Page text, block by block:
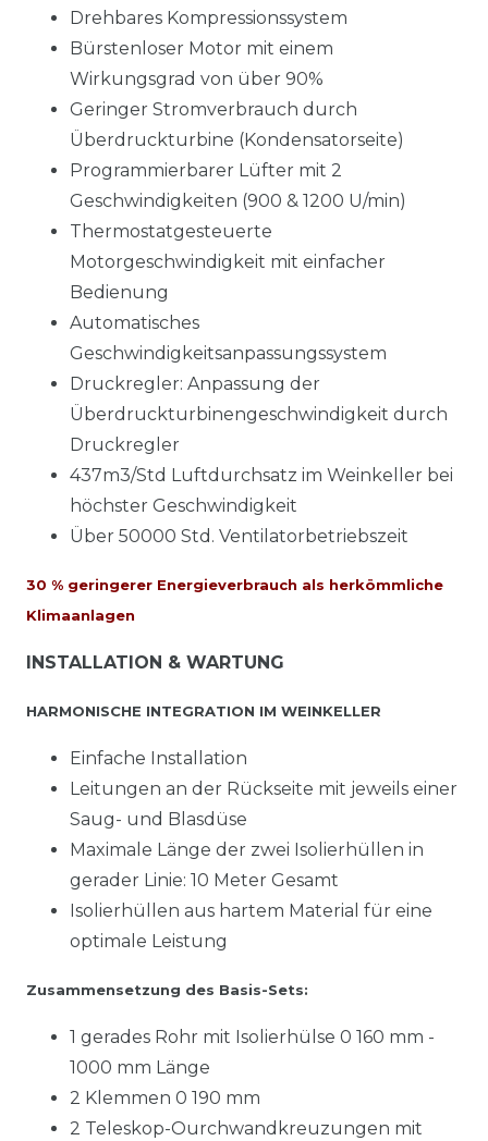
Drehbares Kompressionssystem
Bürstenloser Motor mit einem
Wirkungsgrad von über 90%
Geringer Stromverbrauch durch
Überdruckturbine (Kondensatorseite)
Programmierbarer Lüfter mit 2
Geschwindigkeiten (900 & 1200 U/min)
Thermostatgesteuerte
Motorgeschwindigkeit mit einfacher
Bedienung
Automatisches
Geschwindigkeitsanpassungssystem
Druckregler: Anpassung der
Überdruckturbinengeschwindigkeit durch
Druckregler
437m3/Std Luftdurchsatz im Weinkeller bei
höchster Geschwindigkeit
Über 50000 Std. Ventilatorbetriebszeit
30 % geringerer Energieverbrauch als herkömmliche
Klimaanlagen
INSTALLATION & WARTUNG
HARMONISCHE INTEGRATION IM WEINKELLER
Einfache Installation
Leitungen an der Rückseite mit jeweils einer
Saug- und Blasdüse
Maximale Länge der zwei Isolierhüllen in
gerader Linie: 10 Meter Gesamt
Isolierhüllen aus hartem Material für eine
optimale Leistung
Zusammensetzung des Basis-Sets:
1 gerades Rohr mit Isolierhülse 0 160 mm -
1000 mm Länge
2 Klemmen 0 190 mm
2 Teleskop-Ourchwandkreuzungen mit